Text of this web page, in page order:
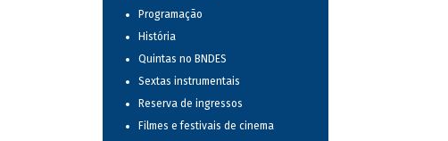
Programação
História
Quintas no BNDES
Sextas instrumentais
Reserva de ingressos
Filmes e festivais de cinema